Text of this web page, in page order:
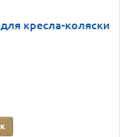
кресла-коляски